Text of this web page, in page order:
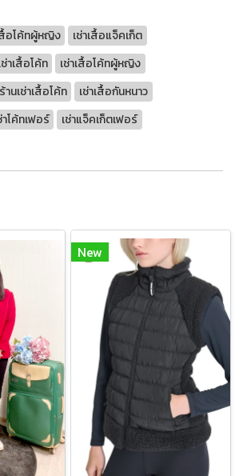
สื้อโค้ทผู้หญิง
เช่าเสื้อแจ็คเก็ต
ช่าเสื้อโค้ท
เช่าเสื้อโค้ทผู้หญิง
ร้านเช่าเสื้อโค้ท
เช่าเสื้อกันหนาว
าโค้ทเฟอร์ เช่าแจ็คเก็ตเฟอร์
New